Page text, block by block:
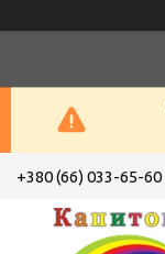
+380 (66) 033-65-60